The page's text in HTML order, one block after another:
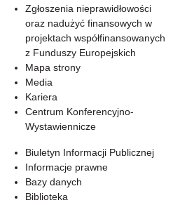
Zgłoszenia nieprawidłowości
oraz nadużyć finansowych w
projektach współfinansowanych
z Funduszy Europejskich
Mapa strony
Media
Kariera
Centrum Konferencyjno-
Wystawiennicze
Biuletyn Informacji Publicznej
Informacje prawne
Bazy danych
Biblioteka